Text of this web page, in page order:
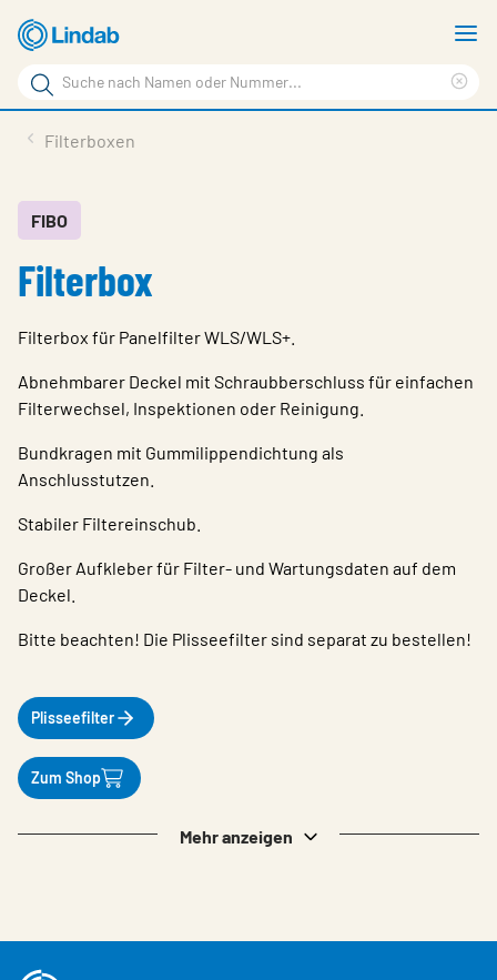
Zum
Hauptinhalt
springen
Suchbegriff
Seite
durchsuchen
Wissen & Service
Inspiration
Kontakt
Wähle Sprache
Germany - Ventilation
Filterboxen
FIBO
Filterbox
Filterbox für Panelfilter WLS/WLS+.
Abnehmbarer Deckel mit Schraubberschluss für einfachen
Filterwechsel, Inspektionen oder Reinigung.
Bundkragen mit Gummilippendichtung als
Anschlusstutzen.
Stabiler Filtereinschub.
Großer Aufkleber für Filter- und Wartungsdaten auf dem
Deckel.
Bitte beachten! Die Plisseefilter sind separat zu bestellen!
Plisseefilter
Zum Shop
Mehr anzeigen